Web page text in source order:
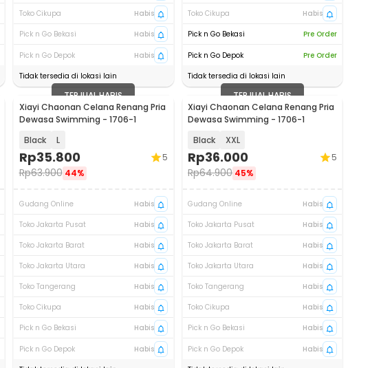
Toko Cikupa
Habis
Pick n Go Bekasi
Habis
Pick n Go Depok
Habis
Tidak tersedia di lokasi lain
Toko Cikupa
Habis
Pick n Go Bekasi
Pre Order
Pick n Go Depok
Pre Order
Tidak tersedia di lokasi lain
TERJUAL HABIS
Xiayi Chaonan Celana Renang Pria
Dewasa Swimming - 1706-1
Black
L
Rp35.800
Rp63.900 44%
5
Gudang Online
Habis
Toko Jakarta Pusat
Habis
Toko Jakarta Barat
Habis
Toko Jakarta Utara
Habis
Toko Tangerang
Habis
Toko Cikupa
Habis
Pick n Go Bekasi
Habis
Pick n Go Depok
Habis
TERJUAL HABIS
Xiayi Chaonan Celana Renang Pria
Dewasa Swimming - 1706-1
Black
XXL
Rp36.000
Rp64.900 45%
5
Gudang Online
Habis
Toko Jakarta Pusat
Habis
Toko Jakarta Barat
Habis
Toko Jakarta Utara
Habis
Toko Tangerang
Habis
Toko Cikupa
Habis
Pick n Go Bekasi
Habis
Pick n Go Depok
Habis